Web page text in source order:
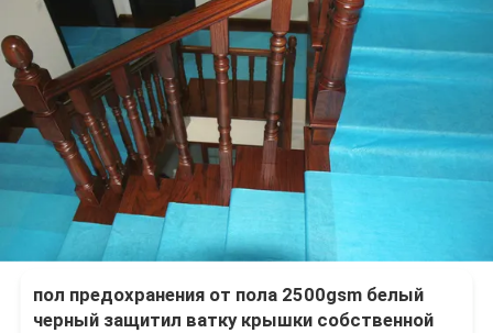
пол предохранения от пола 2500gsm белый
черный защитил ватку крышки собственной